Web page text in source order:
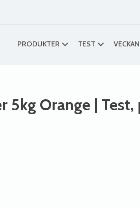
PRODUKTER TEST
5kg Orange | Test,